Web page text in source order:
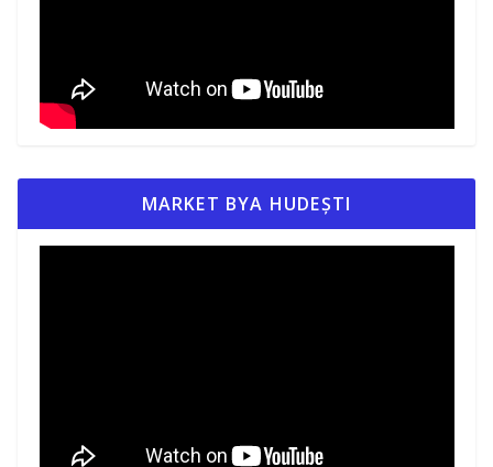
MARKET BYA HUDEȘTI